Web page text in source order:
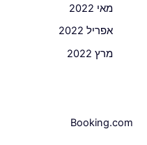
מאי 2022
אפריל 2022
מרץ 2022
Booking.com